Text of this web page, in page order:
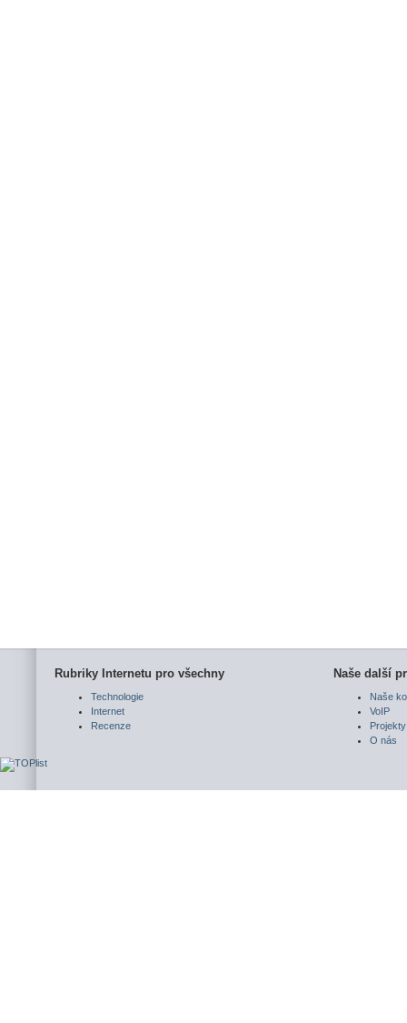
Rubriky Internetu pro všechny
Technologie
Internet
Recenze
Naše další
Naše
VoIP
Projekty
O nás